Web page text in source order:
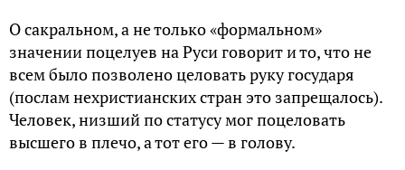
О сакральном, а не только «формальном»
значении поцелуев на Руси говорит и то, что не
всем было позволено целовать руку государя
(послам нехристианских стран это запрещалось).
Человек, низший по статусу мог поцеловать
высшего в плечо, а тот его — в голову.